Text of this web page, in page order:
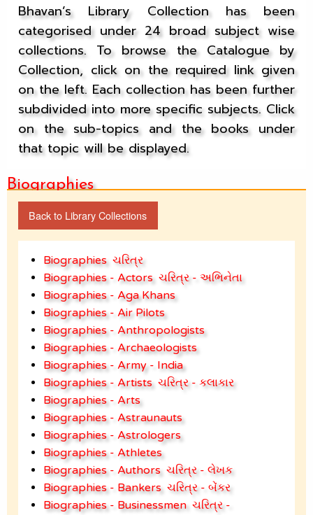
Bhavan’s Library Collection has been
categorised under 24 broad subject wise
collections. To browse the Catalogue by
Collection, click on the required link given
on the left. Each collection has been further
subdivided into more specific subjects. Click
on the sub-topics and the books under
that topic will be displayed.
Biographies
Back to Library Collections
Biographies ચરિત્ર
Biographies - Actors ચરિત્ર - અભિનેતા
Biographies - Aga Khans
Biographies - Air Pilots
Biographies - Anthropologists
Biographies - Archaeologists
Biographies - Army - India
Biographies - Artists ચરિત્ર - કલાકાર
Biographies - Arts
Biographies - Astraunauts
Biographies - Astrologers
Biographies - Athletes
Biographies - Authors ચરિત્ર - લેખક
Biographies - Bankers ચરિત્ર - બેંકર
Biographies - Businessmen ચરિત્ર -